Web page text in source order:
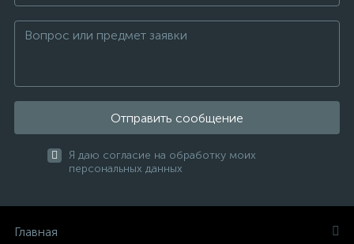
Отправить сообщение
Я даю согласие на обработку моих
персональных данных
Главная